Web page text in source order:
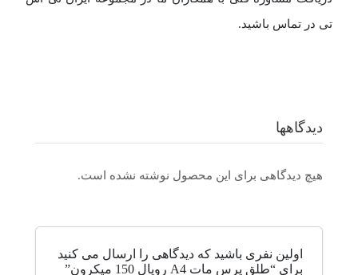
تی در تماس باشید.
دیدگاهها
هیچ دیدگاهی برای این محصول نوشته نشده است.
اولین نفری باشید که دیدگاهی را ارسال می کنید
برای “طلق پرس مات A4 رویال 150 میکرون”